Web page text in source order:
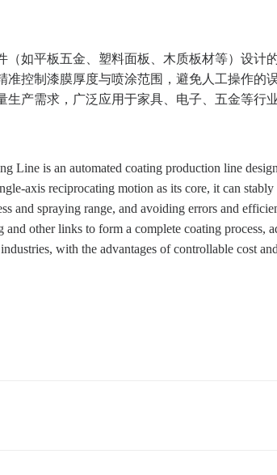
如平板五金、塑料面板、木质板材等）设计
准控制漆膜厚度与喷涂范围，避免人工操作的
产需求，广泛应用于家具、电子、五金等行
Line is an automated coating production line
axis reciprocating motion as its core, it can
and spraying range, and avoiding errors and
other links to form a complete coating process,
with the advantages of controllable cost